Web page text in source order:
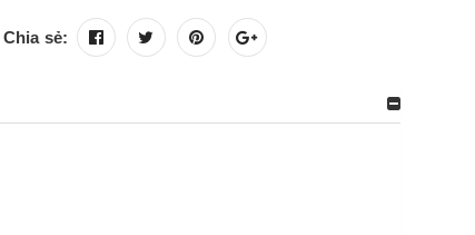
Chia sẻ: